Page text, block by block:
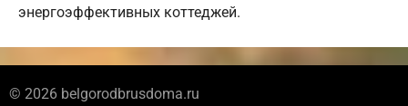
энергоэффективных коттеджей.
© 2026 belgorodbrusdoma.ru